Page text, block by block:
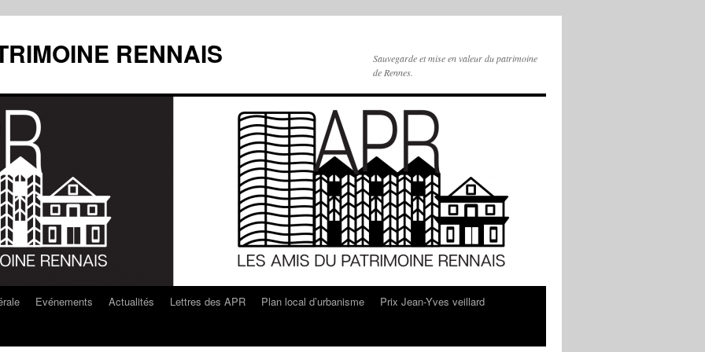
RENNAIS
Sauvegarde et mise en valeur du patrimoine
de Rennes.
Evénements Actualités Lettres des APR Plan local d’urbanisme
Prix Jean-Yves veillard